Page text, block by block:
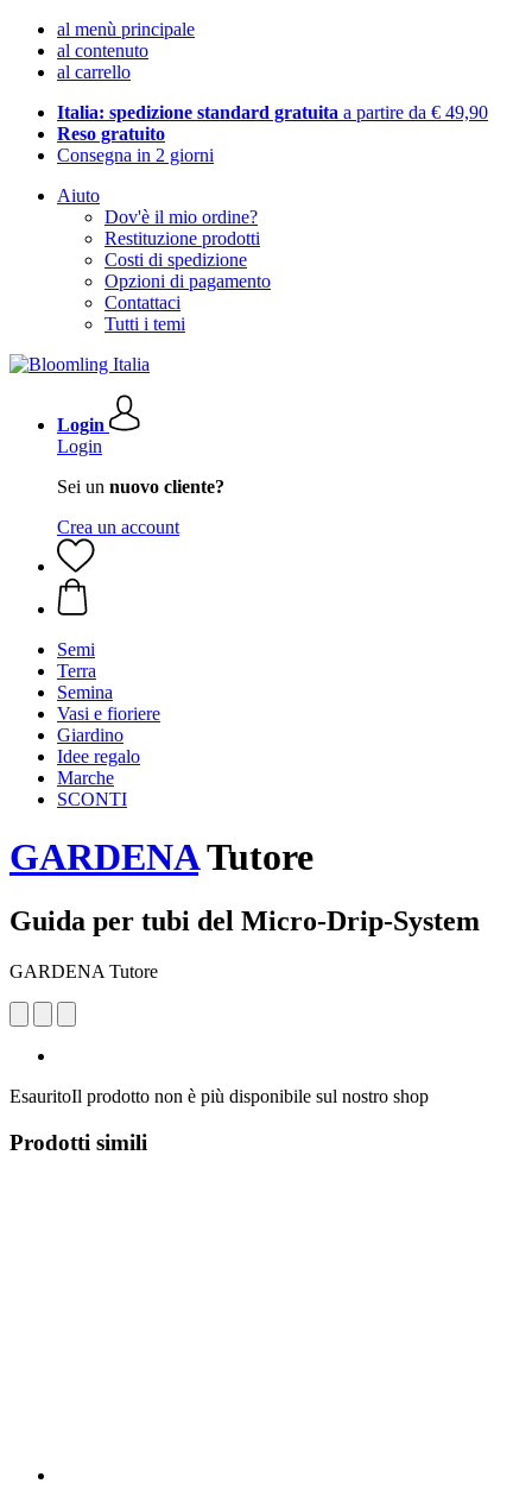
al menù principale
al contenuto
al carrello
Italia: spedizione standard gratuita a partire da € 49,90
Reso gratuito
Consegna in 2 giorni
Aiuto
Dov'è il mio ordine?
Restituzione prodotti
Costi di spedizione
Opzioni di pagamento
Contattaci
Tutti i temi
Login
Login
Sei un nuovo cliente?
Crea un account
Semi
Terra
Semina
Vasi e fioriere
Giardino
Idee regalo
Marche
SCONTI
GARDENATutore
Guida per tubi del Micro-Drip-System
GARDENA Tutore
EsauritoIl prodotto non è più disponibile sul nostro shop
Prodotti simili